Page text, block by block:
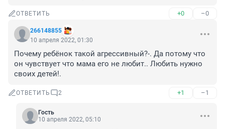
ОТВЕТИТЬ +0 –0
266148855
10 апреля 2022, 01:30
Почему ребёнок такой агрессивный?-. Да потому что
он чувствует что мама его не любит.. Любить нужно
своих детей!.
ОТВЕТИТЬ 2 +1 –1
Гость
10 апреля 2022, 05:10